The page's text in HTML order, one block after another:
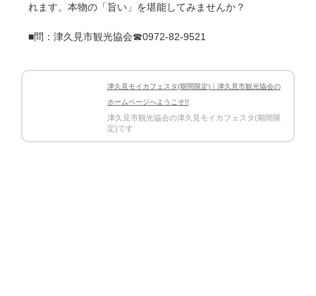
れます。本物の「旨い」を堪能してみませんか？
■問：津久見市観光協会☎0972-82-9521
津久見モイカフェスタ(期間限定)｜津久見市観光協会の
ホームページへようこそ!!
津久見市観光協会の津久見モイカフェスタ(期間限
定)です